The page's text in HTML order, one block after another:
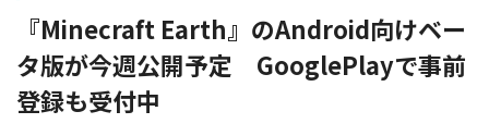
『Minecraft Earth』のAndroid向けベー
タ版が今週公開予定 GooglePlayで事前
登録も受付中